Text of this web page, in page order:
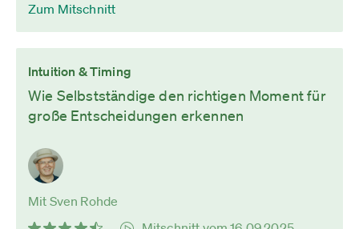
Zum Mitschnitt
Intuition & Timing
Wie Selbstständige den richtigen Moment für
große Entscheidungen erkennen
Mit Sven Rohde